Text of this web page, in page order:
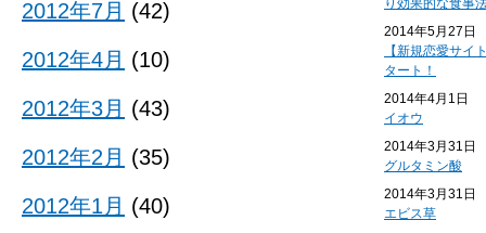
り効果的な食事
2014年5月27日
【新規恋愛サイ
タート！
2014年4月1日
イオウ
2014年3月31日
グルタミン酸
2014年3月31日
エビス草
2012年7月 (42)
2012年4月 (10)
2012年3月 (43)
2012年2月 (35)
2012年1月 (40)